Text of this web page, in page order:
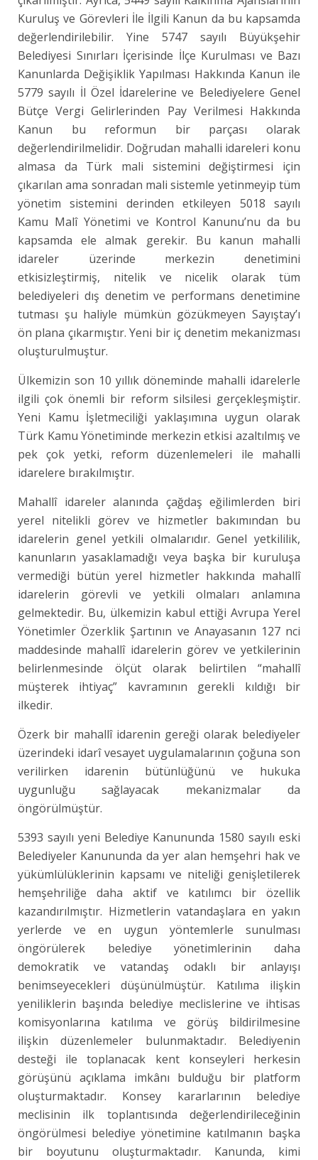
Kuruluş ve Görevleri İle İlgili Kanun da bu kapsamda
değerlendirilebilir. Yine 5747 sayılı Büyükşehir
Belediyesi Sınırları İçerisinde İlçe Kurulması ve Bazı
Kanunlarda Değişiklik Yapılması Hakkında Kanun ile
5779 sayılı İl Özel İdarelerine ve Belediyelere Genel
Bütçe Vergi Gelirlerinden Pay Verilmesi Hakkında
Kanun bu reformun bir parçası olarak
değerlendirilmelidir. Doğrudan mahalli idareleri konu
almasa da Türk mali sistemini değiştirmesi için
çıkarılan ama sonradan mali sistemle yetinmeyip tüm
yönetim sistemini derinden etkileyen 5018 sayılı
Kamu Malî Yönetimi ve Kontrol Kanunu’nu da bu
kapsamda ele almak gerekir. Bu kanun mahalli
idareler üzerinde merkezin denetimini
etkisizleştirmiş, nitelik ve nicelik olarak tüm
belediyeleri dış denetim ve performans denetimine
tutması şu haliyle mümkün gözükmeyen Sayıştay’ı
ön plana çıkarmıştır. Yeni bir iç denetim mekanizması
oluşturulmuştur.
Ülkemizin son 10 yıllık döneminde mahalli idarelerle
ilgili çok önemli bir reform silsilesi gerçekleşmiştir.
Yeni Kamu İşletmeciliği yaklaşımına uygun olarak
Türk Kamu Yönetiminde merkezin etkisi azaltılmış ve
pek çok yetki, reform düzenlemeleri ile mahalli
idarelere bırakılmıştır.
Mahallî idareler alanında çağdaş eğilimlerden biri
yerel nitelikli görev ve hizmetler bakımından bu
idarelerin genel yetkili olmalarıdır. Genel yetkililik,
kanunların yasaklamadığı veya başka bir kuruluşa
vermediği bütün yerel hizmetler hakkında mahallî
idarelerin görevli ve yetkili olmaları anlamına
gelmektedir. Bu, ülkemizin kabul ettiği Avrupa Yerel
Yönetimler Özerklik Şartının ve Anayasanın 127 nci
maddesinde mahallî idarelerin görev ve yetkilerinin
belirlenmesinde ölçüt olarak belirtilen “mahallî
müşterek ihtiyaç” kavramının gerekli kıldığı bir
ilkedir.
Özerk bir mahallî idarenin gereği olarak belediyeler
üzerindeki idarî vesayet uygulamalarının çoğuna son
verilirken idarenin bütünlüğünü ve hukuka
uygunluğu sağlayacak mekanizmalar da
öngörülmüştür.
5393 sayılı yeni Belediye Kanununda 1580 sayılı eski
Belediyeler Kanununda da yer alan hemşehri hak ve
yükümlülüklerinin kapsamı ve niteliği genişletilerek
hemşehriliğe daha aktif ve katılımcı bir özellik
kazandırılmıştır. Hizmetlerin vatandaşlara en yakın
yerlerde ve en uygun yöntemlerle sunulması
öngörülerek belediye yönetimlerinin daha
demokratik ve vatandaş odaklı bir anlayışı
benimseyecekleri düşünülmüştür. Katılıma ilişkin
yeniliklerin başında belediye meclislerine ve ihtisas
komisyonlarına katılıma ve görüş bildirilmesine
ilişkin düzenlemeler bulunmaktadır. Belediyenin
desteği ile toplanacak kent konseyleri herkesin
görüşünü açıklama imkânı bulduğu bir platform
oluşturmaktadır. Konsey kararlarının belediye
meclisinin ilk toplantısında değerlendirileceğinin
öngörülmesi belediye yönetimine katılmanın başka
bir boyutunu oluşturmaktadır. Kanunda, kimi